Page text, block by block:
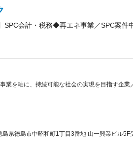
SPC会計・税務◆再エネ事業／SPC案件
業を軸に、持続可能な社会の実現を目指す企
県徳島市中昭和町1丁目3番地 山一興業ビル5F